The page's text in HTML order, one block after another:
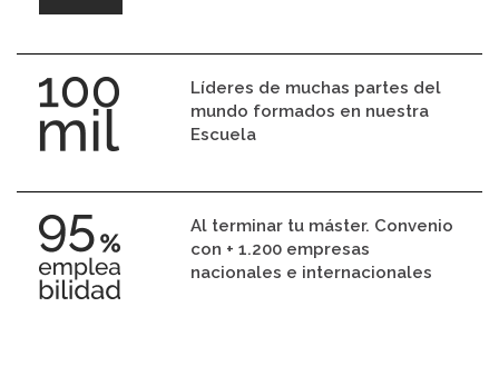
Líderes de muchas partes del
mundo formados en nuestra
Escuela
Al terminar tu máster. Convenio
con + 1.200 empresas
nacionales e internacionales